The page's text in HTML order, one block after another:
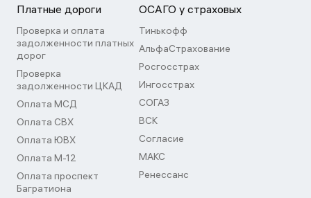
Платные дороги
Проверка и оплата
задолженности платных
дорог
Проверка
задолженности ЦКАД
Оплата МСД
Оплата СВХ
Оплата ЮВХ
Оплата М-12
Оплата проспект
Багратиона
ОСАГО у страховых
Тинькофф
АльфаСтрахование
Росгосстрах
Ингосстрах
СОГАЗ
ВСК
Согласие
МАКС
Ренессанс